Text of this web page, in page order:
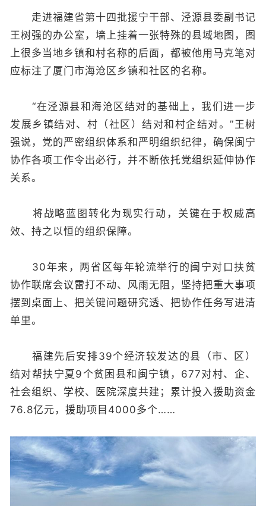
走进福建省第十四批援宁干部、泾源县委副书记
王树强的办公室，墙上挂着一张特殊的县域地图，图
上很多当地乡镇和村名称的后面，都被他用马克笔对
应标注了厦门市海沧区乡镇和社区的名称。
“在泾源县和海沧区结对的基础上，我们进一步
发展乡镇结对、村（社区）结对和村企结对。”王树
强说，党的严密组织体系和严明组织纪律，确保闽宁
协作各项工作令出必行，并不断依托党组织延伸协作
关系。
将战略蓝图转化为现实行动，关键在于权威高
效、持之以恒的组织保障。
30年来，两省区每年轮流举行的闽宁对口扶贫
协作联席会议雷打不动、风雨无阻，坚持把重大事项
摆到桌面上、把关键问题研究透、把协作任务写进清
单里。
福建先后安排39个经济较发达的县（市、区）
结对帮扶宁夏9个贫困县和闽宁镇，677对村、企、
社会组织、学校、医院深度共建；累计投入援助资金
76.8亿元，援助项目4000多个……